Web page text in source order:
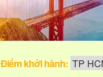
Điểm khởi hành: